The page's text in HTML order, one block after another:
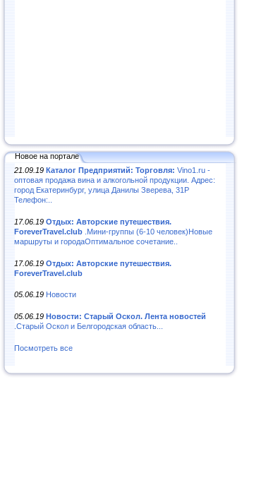
Новое на портале
21.09.19 Каталог Предприятий: Торговля: Vino1.ru -
оптовая продажа вина и алкогольной продукции. Адрес:
город Екатеринбург, улица Данилы Зверева, 31Р
Телефон:..
17.06.19 Отдых: Авторские путешествия.
ForeverTravel.club .Мини-группы (6-10 человек)Новые
маршруты и городаОптимальное сочетание..
17.06.19 Отдых: Авторские путешествия.
ForeverTravel.club
05.06.19 Новости
05.06.19 Новости: Старый Оскол. Лента новостей
.Старый Оскол и Белгородская область...
Посмотреть все